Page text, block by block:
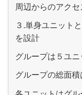
周辺からのアク
３ .単身ユニット
を設計
グループは５ユ
グループの総面積